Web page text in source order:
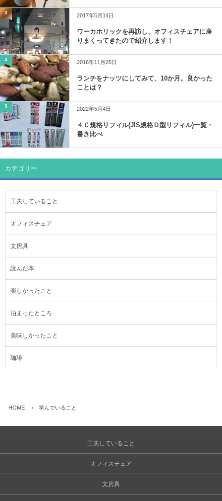
3 2017年5月14日
ワーカホリックを再訪し、オフィスチェアに座
りまくってきたので紹介します！
4 2016年11月25日
ランチをナッツにしてみて、10か月。良かった
ことは？
5 2022年5月4日
４Ｃ規格リフィル(JIS規格Ｄ型リフィル)一覧・
書き比べ
カテゴリー
工夫していること
オフィスチェア
文房具
読んだ本
楽しかったこと
泊まったところ
美味しかったこと
珈琲
HOME 学んでいること
工夫していること
オフィスチェア
文房具